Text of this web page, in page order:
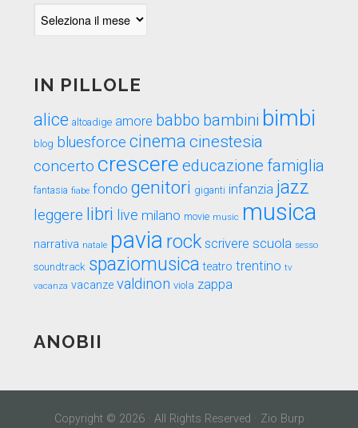
IN PILLOLE
alice altoadige amore babbo bambini bimbi
blog bluesforce cinema cinestesia
concerto crescere educazione famiglia
fantasia fiabe fondo genitori giganti infanzia jazz
leggere libri live milano movie music musica
narrativa natale pavia rock scrivere scuola sesso
soundtrack spaziomusica teatro trentino tv
vacanza vacanze valdinon viola zappa
ANOBII
Copyright © 2026 · All Rights Reserved · Zio Burp